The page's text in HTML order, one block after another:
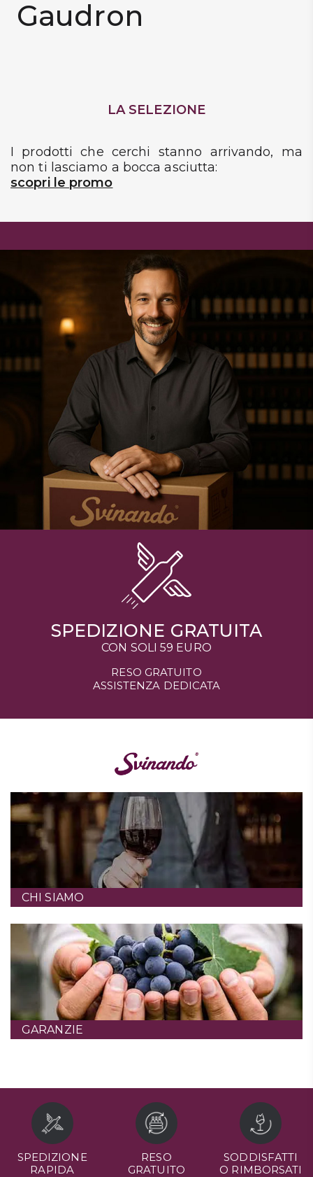
DISPENSA
Gift
Card
Gaudron
LA SELEZIONE
I prodotti che cerchi stanno arrivando, ma
non ti lasciamo a bocca asciutta:
scopri le promo
SPEDIZIONE GRATUITA
CON SOLI 59 EURO
RESO GRATUITO
ASSISTENZA DEDICATA
CHI SIAMO
GARANZIE
SPEDIZIONE
RAPIDA
RESO
GRATUITO
SODDISFATTI
O RIMBORSATI